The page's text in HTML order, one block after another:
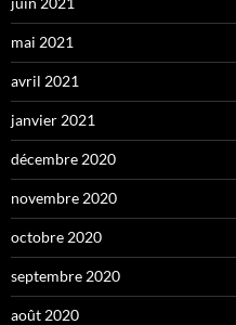
mai 2021
avril 2021
janvier 2021
décembre 2020
novembre 2020
octobre 2020
septembre 2020
août 2020